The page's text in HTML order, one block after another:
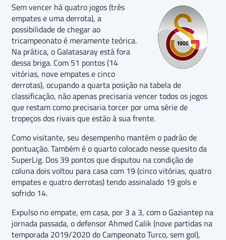
Sem vencer há quatro jogos (três
empates e uma derrota), a
possibilidade de chegar ao
tricampeonato é meramente teórica.
Na prática, o Galatasaray está fora
dessa briga. Com 51 pontos (14
vitórias, nove empates e cinco
derrotas), ocupando a quarta posição na tabela de
classificação, não apenas precisaria vencer todos os jogos
que restam como precisaria torcer por uma série de
tropeços dos rivais que estão à sua frente.
Como visitante, seu desempenho mantém o padrão de
pontuação. Também é o quarto colocado nesse quesito da
SuperLig. Dos 39 pontos que disputou na condição de
coluna dois voltou para casa com 19 (cinco vitórias, quatro
empates e quatro derrotas) tendo assinalado 19 gols e
sofrido 14.
Expulso no empate, em casa, por 3 a 3, com o Gaziantep na
jornada passada, o defensor Ahmed Calik (nove partidas na
temporada 2019/2020 do Campeonato Turco, sem gol),